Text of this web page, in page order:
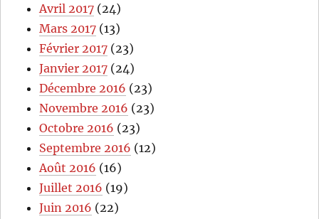
Avril 2017 (24)
Mars 2017 (13)
Février 2017 (23)
Janvier 2017 (24)
Décembre 2016 (23)
Novembre 2016 (23)
Octobre 2016 (23)
Septembre 2016 (12)
Août 2016 (16)
Juillet 2016 (19)
Juin 2016 (22)